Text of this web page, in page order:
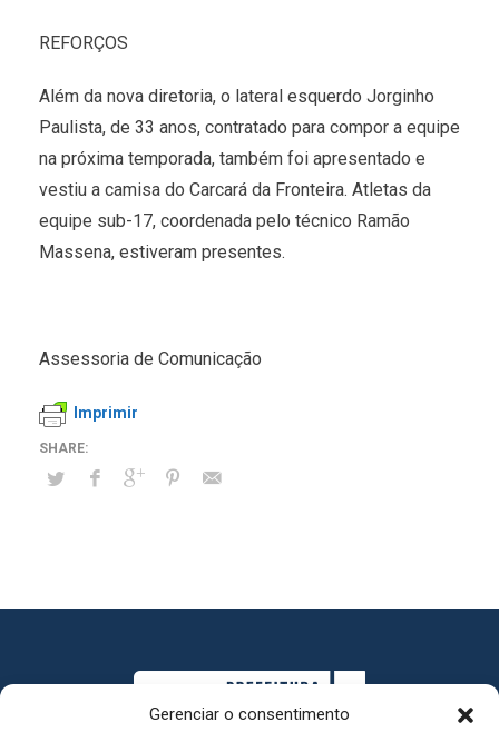
Gerenciar o consentimento
REFORÇOS
Além da nova diretoria, o lateral esquerdo Jorginho
Paulista, de 33 anos, contratado para compor a equipe
na próxima temporada, também foi apresentado e
vestiu a camisa do Carcará da Fronteira. Atletas da
equipe sub-17, coordenada pelo técnico Ramão
Massena, estiveram presentes.
Assessoria de Comunicação
Imprimir